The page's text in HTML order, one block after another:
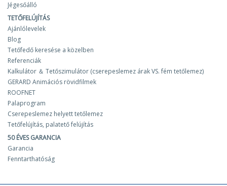
Jégesőálló
TETŐFELÚJÍTÁS
Ajánlólevelek
Blog
Tetőfedő keresése a közelben
Referenciák
Kalkulátor ＆ Tetőszimulátor (cserepeslemez árak VS. fém tetőlemez)
GERARD Animációs rövidfilmek
ROOFNET
Palaprogram
Cserepeslemez helyett tetőlemez
Tetőfelújítás, palatető felújítás
50 ÉVES GARANCIA
Garancia
Fenntarthatóság